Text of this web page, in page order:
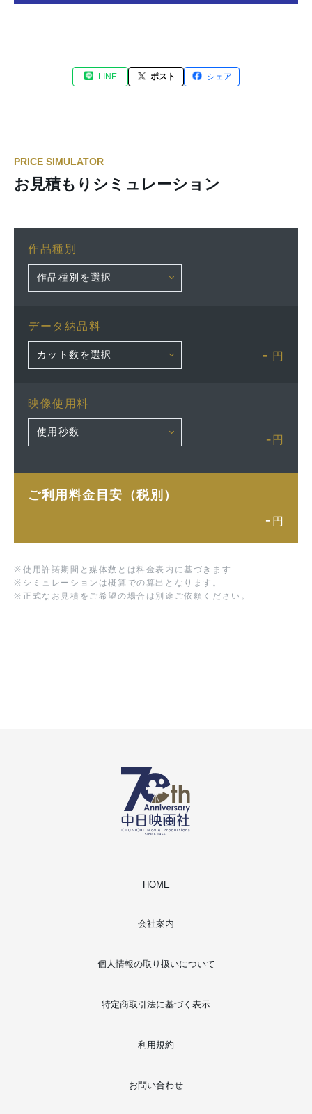
LINE ポスト シェア
PRICE SIMULATOR
お見積もりシミュレーション
作品種別
データ納品料
- 円
映像使用料
- 円
ご利用料金目安（税別）
- 円
※ 使用許諾期間と媒体数とは料金表内に基づきます
※ シミュレーションは概算での算出となります。
※ 正式なお見積をご希望の場合は別途ご依頼ください。
HOME
会社案内
個人情報の取り扱いについて
特定商取引法に基づく表示
利用規約
お問い合わせ